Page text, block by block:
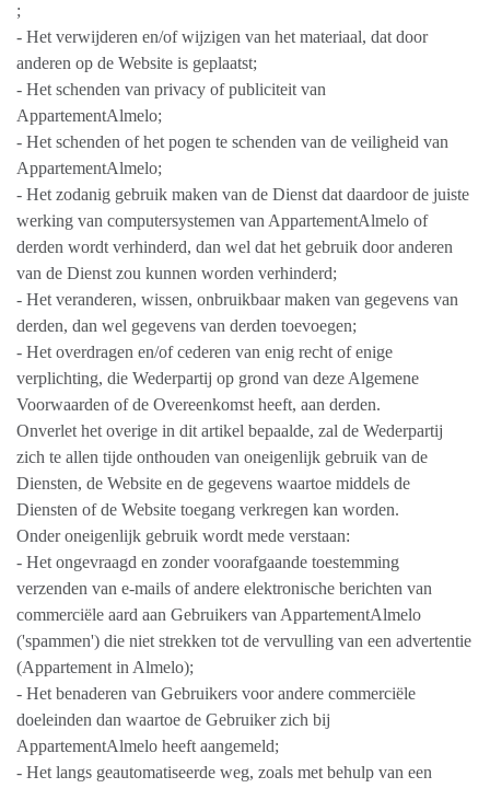
;
- Het verwijderen en/of wijzigen van het materiaal, dat door
anderen op de Website is geplaatst;
- Het schenden van privacy of publiciteit van
AppartementAlmelo;
- Het schenden of het pogen te schenden van de veiligheid van
AppartementAlmelo;
- Het zodanig gebruik maken van de Dienst dat daardoor de juiste
werking van computersystemen van AppartementAlmelo of
derden wordt verhinderd, dan wel dat het gebruik door anderen
van de Dienst zou kunnen worden verhinderd;
- Het veranderen, wissen, onbruikbaar maken van gegevens van
derden, dan wel gegevens van derden toevoegen;
- Het overdragen en/of cederen van enig recht of enige
verplichting, die Wederpartij op grond van deze Algemene
Voorwaarden of de Overeenkomst heeft, aan derden.
Onverlet het overige in dit artikel bepaalde, zal de Wederpartij
zich te allen tijde onthouden van oneigenlijk gebruik van de
Diensten, de Website en de gegevens waartoe middels de
Diensten of de Website toegang verkregen kan worden.
Onder oneigenlijk gebruik wordt mede verstaan:
- Het ongevraagd en zonder voorafgaande toestemming
verzenden van e-mails of andere elektronische berichten van
commerciële aard aan Gebruikers van AppartementAlmelo
('spammen') die niet strekken tot de vervulling van een advertentie
(Appartement in Almelo);
- Het benaderen van Gebruikers voor andere commerciële
doeleinden dan waartoe de Gebruiker zich bij
AppartementAlmelo heeft aangemeld;
- Het langs geautomatiseerde weg, zoals met behulp van een